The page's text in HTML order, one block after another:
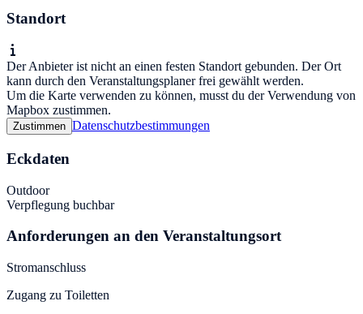
Standort
Der Anbieter ist nicht an einen festen Standort gebunden. Der Ort
kann durch den Veranstaltungsplaner frei gewählt werden.
Um die Karte verwenden zu können, musst du der Verwendung von
Mapbox zustimmen.
Zustimmen Datenschutzbestimmungen
Eckdaten
Outdoor
Verpflegung buchbar
Anforderungen an den Veranstaltungsort
Stromanschluss
Zugang zu Toiletten